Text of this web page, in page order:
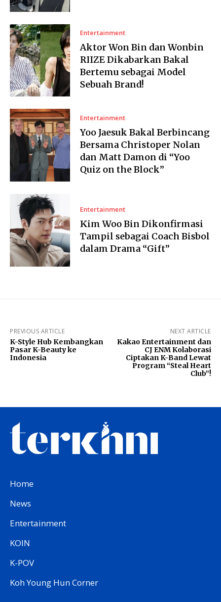
Entertainment
Aktor Won Bin dan Wonbin
RIIZE Dikabarkan Bakal
Bertemu sebagai Model
Sebuah Brand!
Entertainment
Yoo Jaesuk Bakal Berbincang
Bersama Christoper Nolan
dan Matt Damon di “Yoo
Quiz on the Block”
Entertainment
Kim Woo Bin Dikonfirmasi
Tampil sebagai Coach Bisbol
dalam Drama “Gift”
PREVIOUS ARTICLE
K-Style Hub Kembangkan
Pasar K-Beauty ke
Indonesia
NEXT ARTICLE
Kakao Entertainment dan
CJ ENM Kolaborasi
Ciptakan K-Band Lewat
Program “Steal Heart
Club”!
Home
News
Entertainment
KOIN
K-POV
Koh Young Hun Corner